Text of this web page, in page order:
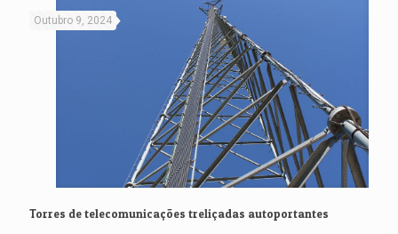
Outubro 9, 2024
Torres de telecomunicações treliçadas autoportantes